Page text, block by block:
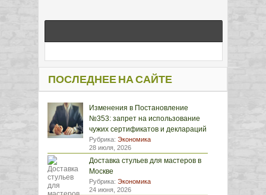
ПОСЛЕДНЕЕ НА САЙТЕ
Изменения в Постановление
№353: запрет на использование
чужих сертификатов и деклараций
Рубрика: Экономика
28 июля, 2026
Доставка стульев для мастеров в
Москве
Рубрика: Экономика
24 июня, 2026